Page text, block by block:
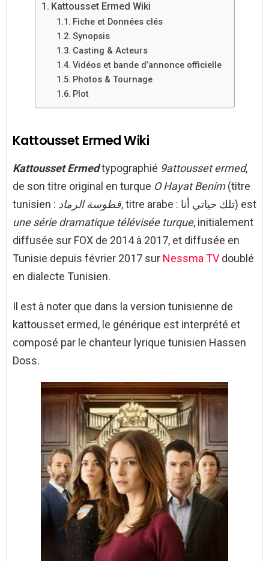
Kattousset Ermed Wiki
Fiche et Données clés
Synopsis
Casting & Acteurs
Vidéos et bande d’annonce officielle
Photos & Tournage
Plot
Kattousset Ermed Wiki
Kattousset Ermedtypographié 9attousset ermed,
de son titre original en turque O Hayat Benim(titre
tunisien : قطوسة الرماد
, titre arabe : تلك حياتي أنا) est
une série dramatique télévisée turque, initialement
diffusée sur FOX de 2014 à 2017, et diffusée en
Tunisie depuis février 2017 sur Nessma TV doublé
en dialecte Tunisien.
Il est à noter que dans la version tunisienne de
kattousset ermed, le générique est interprété et
composé par le chanteur lyrique tunisien Hassen
Doss.